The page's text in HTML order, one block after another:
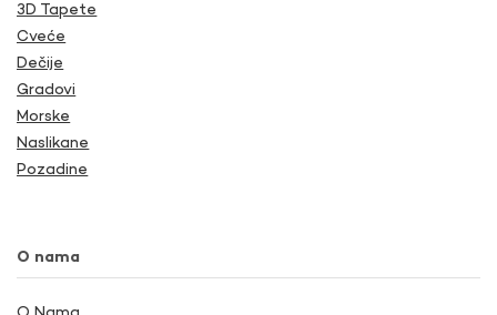
3D Tapete
Cveće
Dečije
Gradovi
Morske
Naslikane
Pozadine
O nama